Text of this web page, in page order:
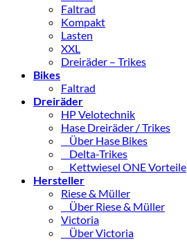
Faltrad
Kompakt
Lasten
XXL
Dreiräder – Trikes
Bikes
Faltrad
Dreiräder
HP Velotechnik
Hase Dreiräder / Trikes
Über Hase Bikes
Delta-Trikes
Kettwiesel ONE Vorteile
Hersteller
Riese & Müller
Über Riese & Müller
Victoria
Über Victoria